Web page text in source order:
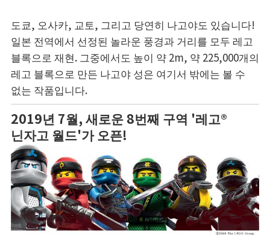
도쿄, 오사카, 교토, 그리고 당연히 나고야도 있습니다!
일본 전역에서 선정된 놀라운 풍경과 거리를 모두 레고
블록으로 재현. 그중에서도 높이 약 2m, 약 225,000개의
레고 블록으로 만든 나고야 성은 여기서 밖에는 볼 수
없는 작품입니다.
2019년 7월, 새로운 8번째 구역 '레고®
닌자고 월드'가 오픈!